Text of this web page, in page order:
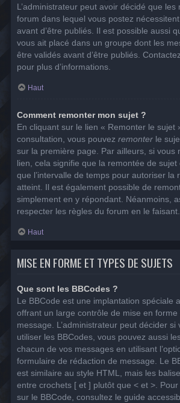
L’administrateur peut avoir décidé que les
forum dans lequel vous postez nécessitent
avant d’être publiés. Il est possible aussi
vous ait placé dans un groupe dont les
être validés avant d’être publiés.
pour plus d’informations.
Haut
Comment remonter mon sujet ?
En cliquant sur le lien « Remonter le sujet
consultation, vous pouvez remonter le
sur la première page. Par ailleurs, si vous
lien, cela signifie que la remontée de sujet
que l’intervalle de temps pour autoriser la
atteint. Il est également possible de
simplement en y répondant. Néanmoins,
respecter les règles du forum en le faisant.
Haut
MISE EN FORME ET TYPES DE SUJETS
Que sont les BBCodes ?
Le BBCode est une implantation spéciale
offrant un large contrôle de mise en forme
message. L’administrateur peut décider si
utiliser les BBCodes, vous pouvez aussi
chacun de vos messages en utilisant
formulaire de rédaction de message. Le
est similaire au style HTML, mais les
entre crochets [ et ] plutôt que < et >. Pour
sur le BBCode, consultez le guide